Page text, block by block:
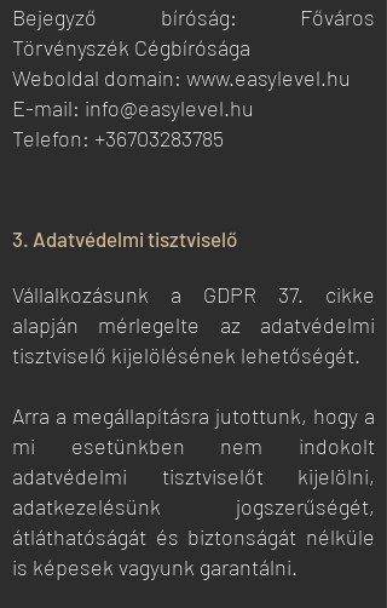
Bejegyző bíróság: Főváros
Törvényszék Cégbírósága
Weboldal domain: www.easylevel.hu
E-mail: info@easylevel.hu
Telefon: +36703283785
3. Adatvédelmi tisztviselő
Vállalkozásunk a GDPR 37. cikke
alapján mérlegelte az adatvédelmi
tisztviselő kijelölésének lehetőségét.
Arra a megállapításra jutottunk, hogy a
mi esetünkben nem indokolt
adatvédelmi tisztviselőt kijelölni,
adatkezelésünk jogszerűségét,
átláthatóságát és biztonságát nélküle
is képesek vagyunk garantálni.